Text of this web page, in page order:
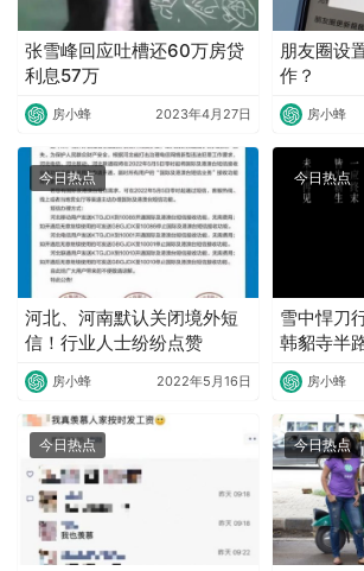
张雪峰回应吐槽还60万房贷
利息57万
房小蜂 2023年4月27日
朋友圈设
作？
房小蜂
今日热点
河北、河南默认关闭境外短
信！行业人士纷纷点赞
房小蜂 2022年5月16日
今日热点
雪中悍刀
韩貂寺半
房小蜂
今日热点 今日热点